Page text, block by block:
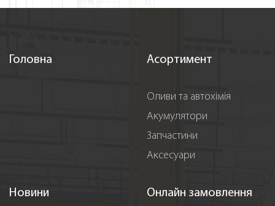
Головна Асортимент
Оливи та автохімія
Акумулятори
Запчастини
Аксесуари
Новини Онлайн замовлення